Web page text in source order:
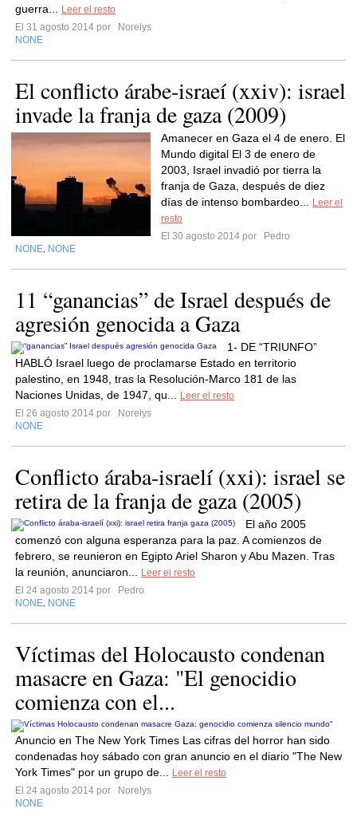
guerra...
Leer el resto
El 31 agosto 2014 por
Norelys
NONE
El conflicto árabe-israeí (xxiv): israel
invade la franja de gaza (2009)
Amanecer en Gaza el 4 de enero. El
Mundo digital El 3 de enero de
2003, Israel invadió por tierra la
franja de Gaza, después de diez
días de intenso bombardeo...
Leer el
resto
El 30 agosto 2014 por
Pedro
NONE NONE
11 “ganancias” de Israel después de
agresión genocida a Gaza
1- DE “TRIUNFO”
HABLÓ Israel luego de proclamarse Estado en territorio
palestino, en 1948, tras la Resolución-Marco 181 de las
Naciones Unidas, de 1947, qu...
Leer el resto
El 26 agosto 2014 por
Norelys
NONE
Conflicto áraba-israelí (xxi): israel se
retira de la franja de gaza (2005)
El año 2005
comenzó con alguna esperanza para la paz. A comienzos de
febrero, se reunieron en Egipto Ariel Sharon y Abu Mazen. Tras
la reunión, anunciaron...
Leer el resto
El 24 agosto 2014 por
Pedro
NONE NONE
Víctimas del Holocausto condenan
masacre en Gaza: "El genocidio
comienza con el...
Anuncio en The New York Times Las cifras del horror han sido
condenadas hoy sábado con gran anuncio en el diario "The New
York Times" por un grupo de...
Leer el resto
El 24 agosto 2014 por
Norelys
NONE